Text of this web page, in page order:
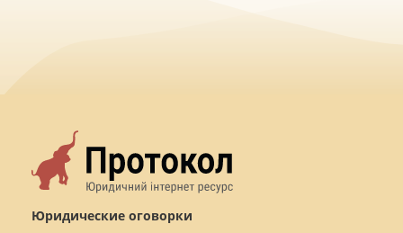
Юридические оговорки